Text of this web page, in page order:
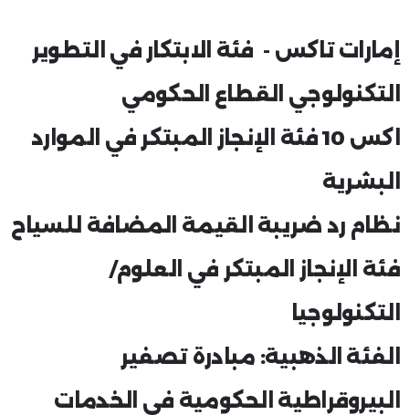
إمارات تاكس - فئة الابتكار في التطوير
التكنولوجي القطاع الحكومي
اكس 10 فئة الإنجاز المبتكر في الموارد
البشرية
نظام رد ضريبة القيمة المضافة للسياح
فئة الإنجاز المبتكر في العلوم/
التكنولوجيا
الفئة الذهبية: مبادرة تصفير
البيروقراطية الحكومية في الخدمات